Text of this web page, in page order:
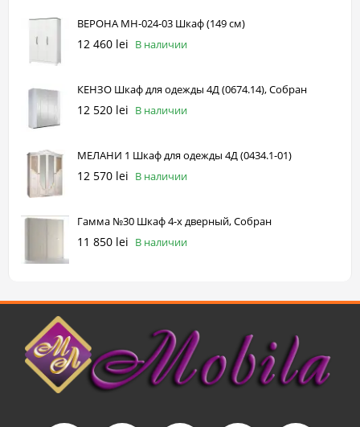
ВЕРОНА МН-024-03 Шкаф (149 см)
12 460 lei В наличии
КЕНЗО Шкаф для одежды 4Д (0674.14), Собран
12 520 lei В наличии
МЕЛАНИ 1 Шкаф для одежды 4Д (0434.1-01)
12 570 lei В наличии
Гамма №30 Шкаф 4-х дверный, Собран
11 850 lei В наличии